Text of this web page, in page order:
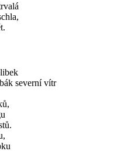
severní vítr